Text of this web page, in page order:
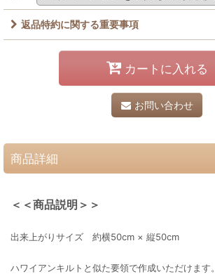
返品特約に関する重要事項
カートに入れる
お問い合わせ
商品詳細
＜＜商品説明＞＞
出来上がりサイズ 約横50cm × 縦50cm
ハワイアンキルトと似た要領で作成いただけます。